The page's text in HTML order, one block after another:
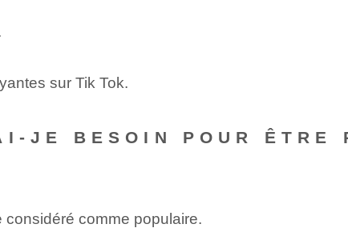
sur Tik Tok.
JE BESOIN POUR ÊTRE
considéré comme populaire.